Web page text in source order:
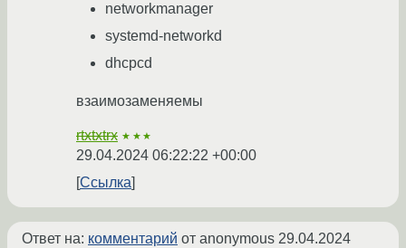
networkmanager
systemd-networkd
dhcpcd
взаимозаменяемы
rtxtxtrx ★★★
29.04.2024 06:22:22 +00:00
Ссылка
Ответ на: комментарий от anonymous 29.04.2024